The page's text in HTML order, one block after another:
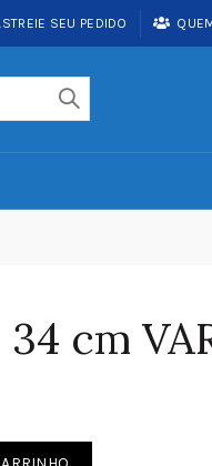
SEU PEDIDO
34 cm